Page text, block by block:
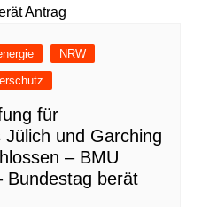
NRW
für
und Garching
– BMU
Bundestag berät